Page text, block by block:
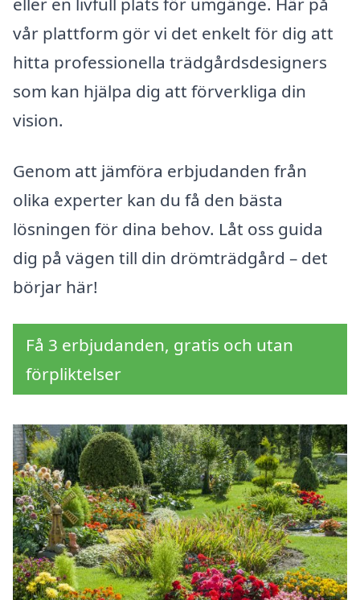
vår plattform gör vi det enkelt för dig att
hitta professionella trädgårdsdesigners
som kan hjälpa dig att förverkliga din
vision.
Genom att jämföra erbjudanden från
olika experter kan du få den bästa
lösningen för dina behov. Låt oss guida
dig på vägen till din drömträdgård – det
börjar här!
Få 3 erbjudanden, gratis och utan
förpliktelser